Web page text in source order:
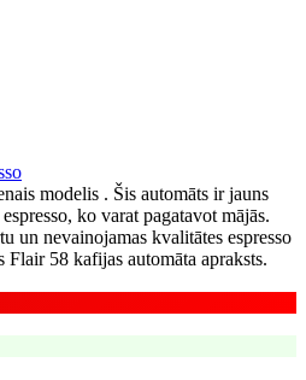
modelis . Šis automāts ir jauns
ko varat pagatavot mājās.
un nevainojamas kvalitātes espresso
Flair 58 kafijas automāta apraksts.